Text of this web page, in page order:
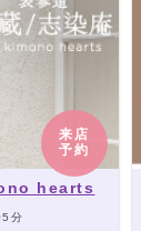
来店
予約
hearts
5分